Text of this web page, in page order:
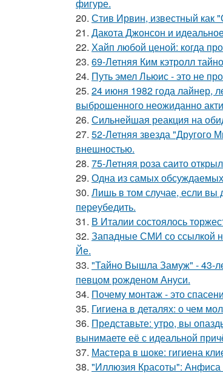
фигуре.
20. Стив Ирвин, известный как
21. Дакота Джонсон и
22. Хайп любой ценой: когда
23. 69-Летняя Ким кэтролл
24. Путь эмел Льюис - это не
25. 24 июня 1982 года лайнер,
выброшенного неожиданно
26. Сильнейшая реакция на
27. 52-Летняя звезда "Другого
внешностью.
28. 75-Летняя роза саито
29. Одна из самых
30. Лишь в том случае, если вы
переубедить.
31. В Италии состоялось
32. Западные СМИ со ссылкой
Йе.
33. "Тайно Вышла Замуж" - 43-
певцом рожденом Ануси.
34. Почему монтаж - это
35. Гигиена в деталях: о чем
36. Представьте: утро, вы
вынимаете её с идеальной
37. Мастера в шоке: гигиена
38. "Иллюзия Красоты": Анфиса